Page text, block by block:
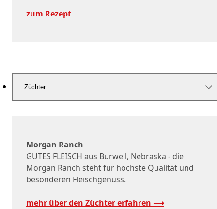
zum Rezept
Züchter
Morgan Ranch
GUTES FLEISCH aus Burwell, Nebraska - die
Morgan Ranch steht für höchste Qualität und
besonderen Fleischgenuss.
mehr über den Züchter erfahren ⟶